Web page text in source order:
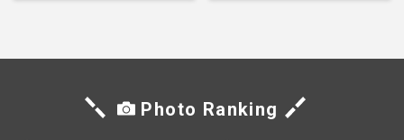
Photo Ranking